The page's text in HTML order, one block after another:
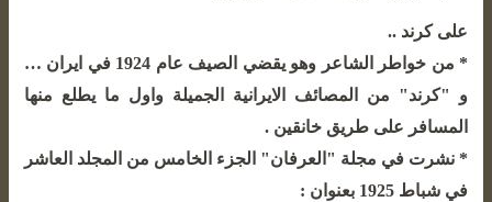
كرند ..
* من خواطر الشاعر وهو يقضي الصيف عام 1924 في ايران …
"كرند" من المصائف الايرانية الجميلة واول ما يطلع منها
على طريق خانقين .
نشرت في مجلة "العرفان" الجزء الخامس من المجلد العاشر
شباط 1925 بعنوان :